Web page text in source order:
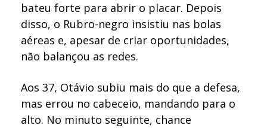
bateu forte para abrir o placar. Depois
disso, o Rubro-negro insistiu nas bolas
aéreas e, apesar de criar oportunidades,
não balançou as redes.
Aos 37, Otávio subiu mais do que a defesa,
mas errou no cabeceio, mandando para o
alto. No minuto seguinte, chance